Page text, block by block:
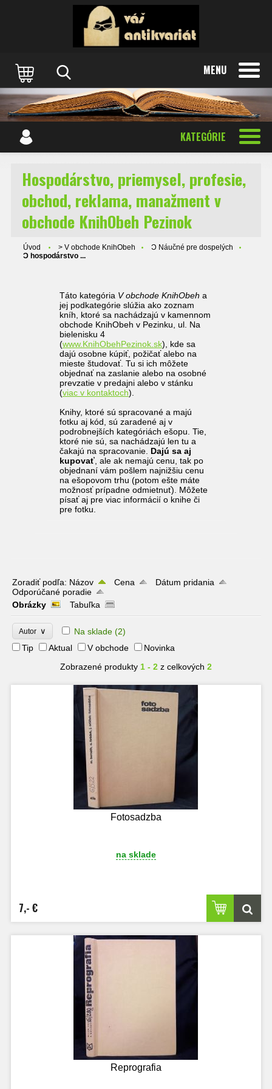
MENU
KATEGÓRIE
Hospodárstvo, priemysel, profesie,
obchod, reklama, manažment v
obchode KnihObeh Pezinok
Úvod > V obchode KnihObeh
Ɔ Náučné pre dospelých
Ɔ hospodárstvo ...
Táto kategória V obchode KnihObeh a
jej podkategórie slúžia ako zoznam
kníh, ktoré sa nachádzajú v kamennom
obchode KnihObeh v Pezinku, ul. Na
bielenisku 4
(www.KnihObehPezinok.sk), kde sa
dajú osobne kúpiť, požičať alebo na
mieste študovať. Tu si ich môžete
objednať na zaslanie alebo na osobné
prevzatie v predajni alebo v stánku
(viac v kontaktoch).
Knihy, ktoré sú spracované a majú
fotku aj kód, sú zaradené aj v
podrobnejších kategóriách ešopu. Tie,
ktoré nie sú, sa nachádzajú len tu a
čakajú na spracovanie. Dajú sa aj
kupovať , ale ak nemajú cenu, tak po
objednaní vám pošlem najnižšiu cenu
na ešopovom trhu (potom ešte máte
možnosť prípadne odmietnuť). Môžete
písať aj pre viac informácií o knihe či
pre fotku.
Zoradiť podľa: Názov Cena
Dátum pridania
Odporúčané poradie
Obrázky
Tabuľka
Autor ∨ Na sklade (2)
Tip
Aktual V obchode
Novinka
Zobrazené produkty 1 - 2 z celkových 2
Fotosadzba
na sklade
7,- €
Reprografia